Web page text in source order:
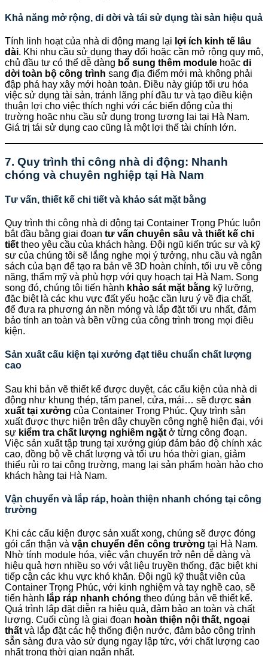
Khả năng mở rộng, di dời và tái sử dụng tài sản hiệu quả
Tính linh hoạt của nhà di động mang lại lợi ích kinh tế lâu
dài. Khi nhu cầu sử dụng thay đổi hoặc cần mở rộng quy mô,
chủ đầu tư có thể dễ dàng bổ sung thêm module hoặc di
dời toàn bộ công trình sang địa điểm mới mà không phải
đập phá hay xây mới hoàn toàn. Điều này giúp tối ưu hóa
việc sử dụng tài sản, tránh lãng phí đầu tư và tạo điều kiện
thuận lợi cho việc thích nghi với các biến động của thị
trường hoặc nhu cầu sử dụng trong tương lai tại Hà Nam.
Giá trị tái sử dụng cao cũng là một lợi thế tài chính lớn.
7. Quy trình thi công nhà di động: Nhanh
chóng và chuyên nghiệp tại Hà Nam
Tư vấn, thiết kế chi tiết và khảo sát mặt bằng
Quy trình thi công nhà di động tại Container Trọng Phúc luôn
bắt đầu bằng giai đoạn tư vấn chuyên sâu và thiết kế chi
tiết theo yêu cầu của khách hàng. Đội ngũ kiến trúc sư và kỹ
sư của chúng tôi sẽ lắng nghe mọi ý tưởng, nhu cầu và ngân
sách của bạn để tạo ra bản vẽ 3D hoàn chỉnh, tối ưu về công
năng, thẩm mỹ và phù hợp với quy hoạch tại Hà Nam. Song
song đó, chúng tôi tiến hành khảo sát mặt bằng kỹ lưỡng,
đặc biệt là các khu vực đất yếu hoặc cần lưu ý về địa chất,
để đưa ra phương án nền móng và lắp đặt tối ưu nhất, đảm
bảo tính an toàn và bền vững của công trình trong mọi điều
kiện.
Sản xuất cấu kiện tại xưởng đạt tiêu chuẩn chất lượng
cao
Sau khi bản vẽ thiết kế được duyệt, các cấu kiện của nhà di
động như khung thép, tấm panel, cửa, mái… sẽ được sản
xuất tại xưởng của Container Trọng Phúc. Quy trình sản
xuất được thực hiện trên dây chuyền công nghệ hiện đại, với
sự kiểm tra chất lượng nghiêm ngặt ở từng công đoạn.
Việc sản xuất tập trung tại xưởng giúp đảm bảo độ chính xác
cao, đồng bộ về chất lượng và tối ưu hóa thời gian, giảm
thiểu rủi ro tại công trường, mang lại sản phẩm hoàn hảo cho
khách hàng tại Hà Nam.
Vận chuyển và lắp ráp, hoàn thiện nhanh chóng tại công
trường
Khi các cấu kiện được sản xuất xong, chúng sẽ được đóng
gói cẩn thận và vận chuyển đến công trường tại Hà Nam.
Nhờ tính module hóa, việc vận chuyển trở nên dễ dàng và
hiệu quả hơn nhiều so với vật liệu truyền thống, đặc biệt khi
tiếp cận các khu vực khó khăn. Đội ngũ kỹ thuật viên của
Container Trọng Phúc, với kinh nghiệm và tay nghề cao, sẽ
tiến hành lắp ráp nhanh chóng theo đúng bản vẽ thiết kế.
Quá trình lắp đặt diễn ra hiệu quả, đảm bảo an toàn và chất
lượng. Cuối cùng là giai đoạn hoàn thiện nội thất, ngoại
thất và lắp đặt các hệ thống điện nước, đảm bảo công trình
sẵn sàng đưa vào sử dụng ngay lập tức, với chất lượng cao
nhất trong thời gian ngắn nhất.